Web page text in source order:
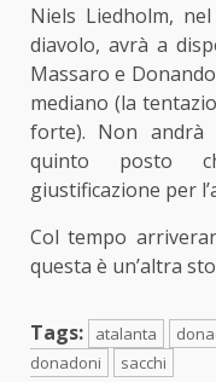
Niels Liedholm,
diavolo, avrà a
Massaro e
mediano (la
forte). Non andrà
quinto posto
giustificazione per
Col tempo
questa è un’altra
Tags: atalanta
donadoni
sacchi